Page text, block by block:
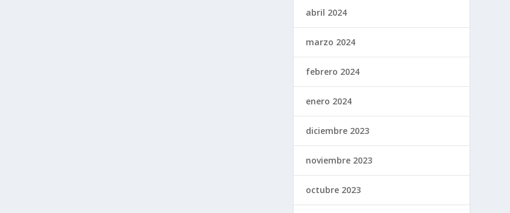
abril 2024
marzo 2024
febrero 2024
enero 2024
diciembre 2023
noviembre 2023
octubre 2023